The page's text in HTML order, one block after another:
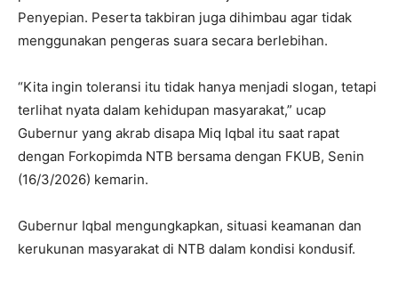
Penyepian. Peserta takbiran juga dihimbau agar tidak
menggunakan pengeras suara secara berlebihan.
“Kita ingin toleransi itu tidak hanya menjadi slogan, tetapi
terlihat nyata dalam kehidupan masyarakat,” ucap
Gubernur yang akrab disapa Miq Iqbal itu saat rapat
dengan Forkopimda NTB bersama dengan FKUB, Senin
(16/3/2026) kemarin.
Gubernur Iqbal mengungkapkan, situasi keamanan dan
kerukunan masyarakat di NTB dalam kondisi kondusif.